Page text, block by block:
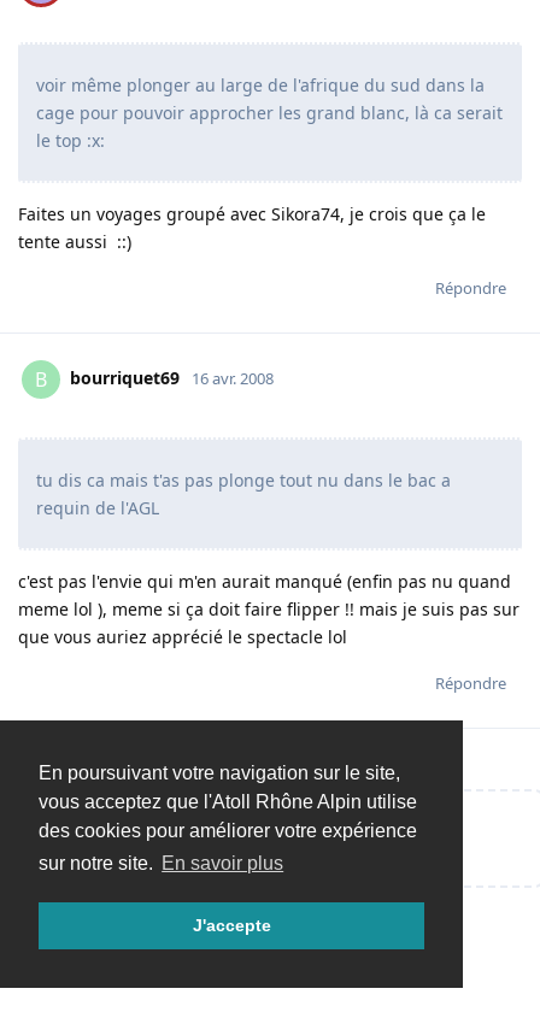
En poursuivant votre navigation sur le site,
vous acceptez que l'Atoll Rhône Alpin utilise
des cookies pour améliorer votre expérience
sur notre site. En savoir plus
J'accepte
voir même plonger au large de l'afrique du sud dans la
cage pour pouvoir approcher les grand blanc, là ca serait
le top :x:
Faites un voyages groupé avec Sikora74, je crois que ça le
tente aussi ::)
Répondre
B bourriquet69 16 avr. 2008
tu dis ca mais t'as pas plonge tout nu dans le bac a
requin de l'AGL
c'est pas l'envie qui m'en aurait manqué (enfin pas nu quand
meme lol ), meme si ça doit faire flipper !! mais je suis pas sur
que vous auriez apprécié le spectacle lol
Répondre
Répondre…